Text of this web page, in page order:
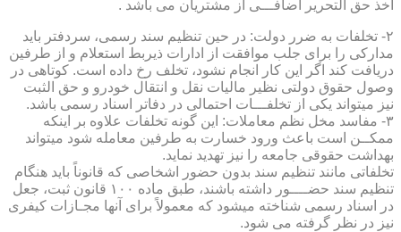
اخذ حق التحریر اضافـــی از مشتریان می باشد .
۲- تخلفات به ضرر دولت: در حین تنظیم سند رسمی، سردفتر باید
مدارکی را برای جلب موافقت از ادارات ذیربط استعلام و از طرفین
دریافت کند اگر این کار انجام نشود، تخلف رخ داده است. کوتاهی در
وصول حقوق دولتی نظیر مالیات نقل و انتقال خودرو و حق الثبت
نیز میتواند یکی از تخلفـــات احتمالی در دفاتر اسناد رسمی باشد.
۳- مفاسد مخل نظم معاملات: این گونه تخلفات علاوه بر اینکه
ممکــن است باعث ورود خسارت به طرفین معامله شود میتواند
بهداشت حقوقی جامعه را نیز تهدید نماید.
تخلفاتی مانند تنظیم سند بدون حضور اشخاصی که قانوناً باید هنگام
تنظیم سند حضــــور داشته باشند، طبق ماده ۱۰۰ قانون ثبت، جعل
در اسناد رسمی شناخته میشود که معمولاً برای آنها مجـازات کیفری
نیز در نظر گرفته می شود.